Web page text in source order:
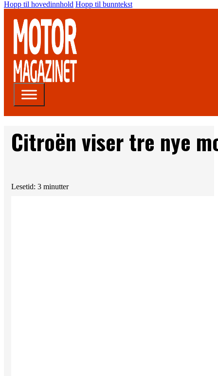
Hopp til hovedinnhold Hopp til bunntekst
Citroën viser tre nye
Lesetid: 3 minutter